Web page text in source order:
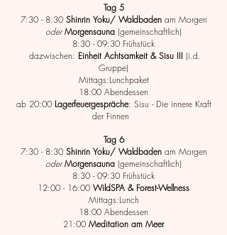
Tag 5
7:30 - 8:30 Shinrin Yoku/ Waldbadenam Morgen
oder Morgensauna (gemeinschaftlich)
8:30 - 09:30 Frühstück
dazwischen: Einheit Achtsamkeit & Sisu III (i.d.
Gruppe)
Mittags:Lunchpaket
18:00 Abendessen
ab 20:00 Lagerfeuergespräche: Sisu - Die innere Kraft
der Finnen
Tag 6
7:30 - 8:30 Shinrin Yoku/ Waldbadenam Morgen
oder Morgensauna (gemeinschaftlich)
8:30 - 09:30 Frühstück
12:00 - 16:00 WildSPA & Forest-Wellness
Mittags:Lunch
18:00 Abendessen
21:00 Meditation am Meer